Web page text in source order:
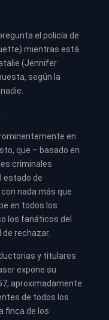
el policía de
mientras está
(Jennifer
según la
en
que – basado en
criminales
estado de
nada más que
en todos los
los fanáticos del
rechazar.
y titulares
expone su
aproximadamente
de todos los
finca de los